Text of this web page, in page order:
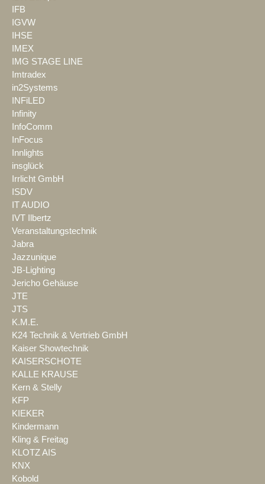
IFB
IGVW
IHSE
IMEX
IMG STAGE LINE
Imtradex
in2Systems
INFiLED
Infinity
InfoComm
InFocus
Innlights
insglück
Irrlicht GmbH
ISDV
IT AUDIO
IVT Ilbertz
Veranstaltungstechnik
Jabra
Jazzunique
JB-Lighting
Jericho Gehäuse
JTE
JTS
K.M.E.
K24 Technik & Vertrieb GmbH
Kaiser Showtechnik
KAISERSCHOTE
KALLE KRAUSE
Kern & Stelly
KFP
KIEKER
Kindermann
Kling & Freitag
KLOTZ AIS
KNX
Kobold